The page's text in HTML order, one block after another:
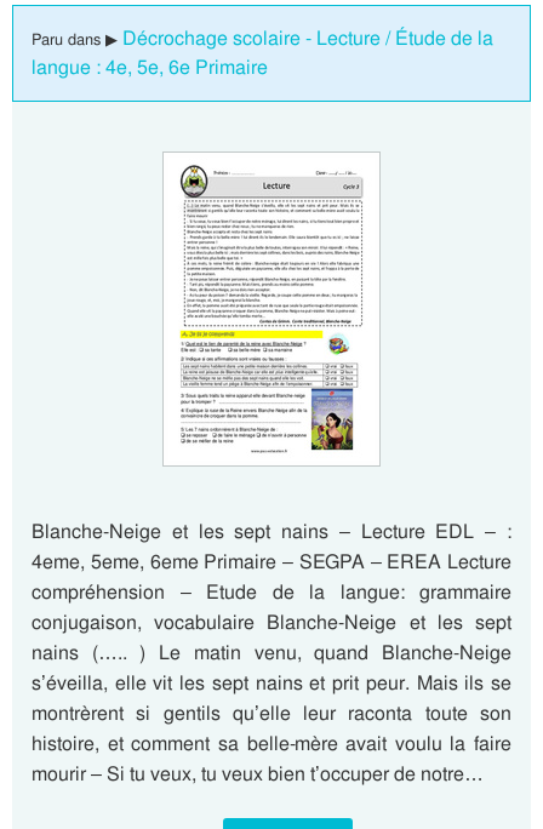
Paru dans ▶ Décrochage scolaire - Lecture / Étude de la
langue : 4e, 5e, 6e Primaire
Blanche-Neige et les sept nains – Lecture EDL – :
4eme, 5eme, 6eme Primaire – SEGPA – EREA Lecture
compréhension – Etude de la langue: grammaire
conjugaison, vocabulaire Blanche-Neige et les sept
nains (….. ) Le matin venu, quand Blanche-Neige
s’éveilla, elle vit les sept nains et prit peur. Mais ils se
montrèrent si gentils qu’elle leur raconta toute son
histoire, et comment sa belle-mère avait voulu la faire
mourir – Si tu veux, tu veux bien t’occuper de notre…